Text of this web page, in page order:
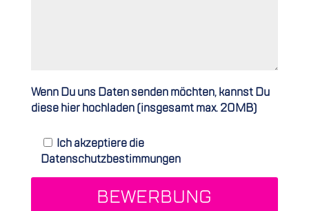
Wenn Du uns Daten senden möchten, kannst Du
diese hier hochladen (insgesamt max. 20MB)
Ich akzeptiere die
Datenschutzbestimmungen
BEWERBUNG